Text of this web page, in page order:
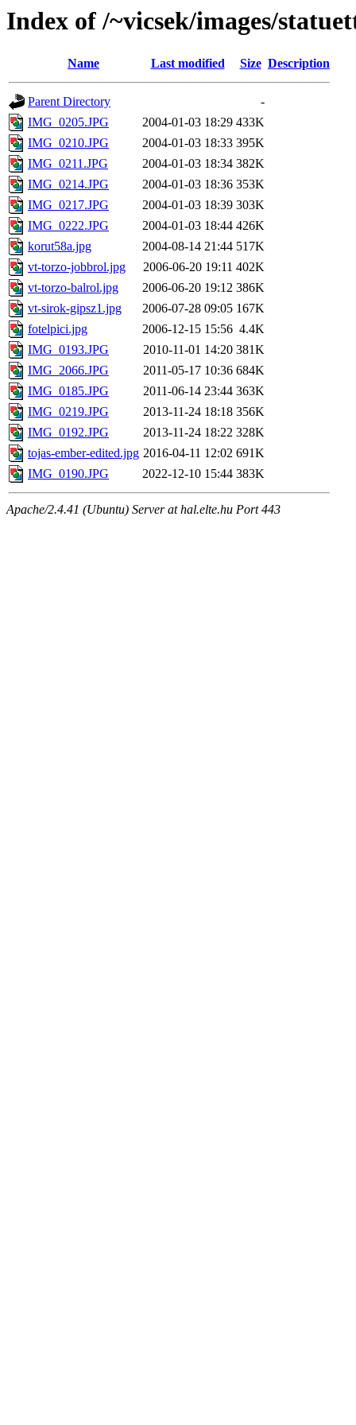
Index of /~vicsek/images/
Name Last modified Size Description
Parent Directory
-
IMG_0205.JPG
2004-01-03 18:29 433K
IMG_0210.JPG
2004-01-03 18:33 395K
IMG_0211.JPG
2004-01-03 18:34 382K
IMG_0214.JPG
2004-01-03 18:36 353K
IMG_0217.JPG
2004-01-03 18:39 303K
IMG_0222.JPG
2004-01-03 18:44 426K
korut58a.jpg
2004-08-14 21:44 517K
vt-torzo-jobbrol.jpg
2006-06-20 19:11 402K
vt-torzo-balrol.jpg
2006-06-20 19:12 386K
vt-sirok-gipsz1.jpg
2006-07-28 09:05 167K
fotelpici.jpg
2006-12-15 15:56 4.4K
IMG_0193.JPG
2010-11-01 14:20 381K
IMG_2066.JPG
2011-05-17 10:36 684K
IMG_0185.JPG
2011-06-14 23:44 363K
IMG_0219.JPG
2013-11-24 18:18 356K
IMG_0192.JPG
2013-11-24 18:22 328K
tojas-ember-edited.jpg 2016-04-11 12:02 691K
IMG_0190.JPG
2022-12-10 15:44 383K
Apache/2.4.41 (Ubuntu) Server at hal.elte.hu Port 443